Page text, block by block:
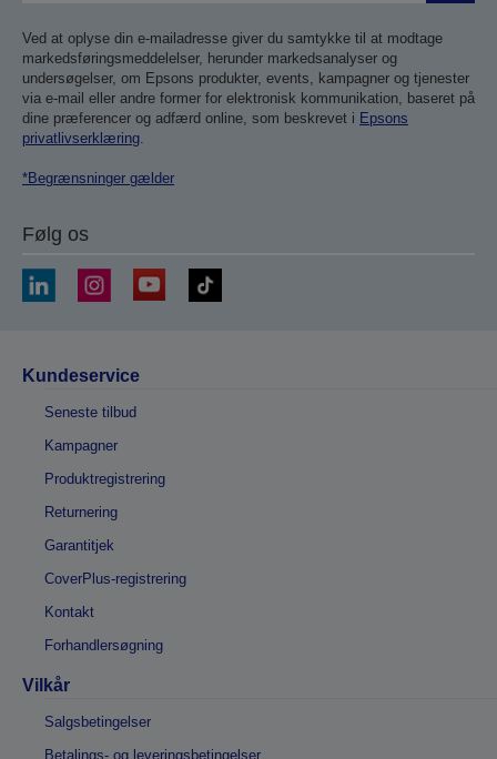
Ved at oplyse din e-mailadresse giver du samtykke til at modtage
markedsføringsmeddelelser, herunder markedsanalyser og
undersøgelser, om Epsons produkter, events, kampagner og tjenester
via e-mail eller andre former for elektronisk kommunikation, baseret på
dine præferencer og adfærd online, som beskrevet i Epsons
privatlivserklæring
*Begrænsninger gælder
Følg os
Kundeservice
Seneste tilbud
Kampagner
Produktregistrering
Returnering
Garantitjek
CoverPlus-registrering
Kontakt
Forhandlersøgning
Vilkår
Salgsbetingelser
Betalings- og leveringsbetingelser